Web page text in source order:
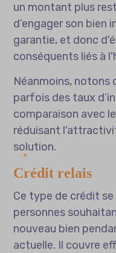
un montant plus
d’engager son bien
garantie, et donc
conséquents liés à
Néanmoins, notons
parfois des taux
comparaison avec
réduisant
solution.
Crédit relais
Ce type de crédit
personnes
nouveau bien
actuelle. Il couvre